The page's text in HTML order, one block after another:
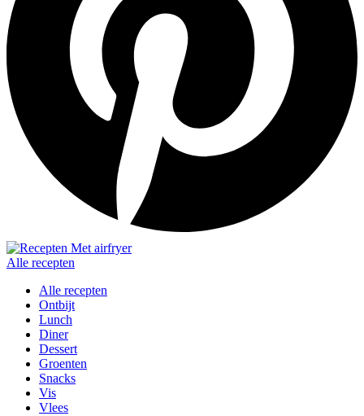
Alle recepten
Alle recepten
Ontbijt
Lunch
Diner
Dessert
Groenten
Snacks
Vis
Vlees